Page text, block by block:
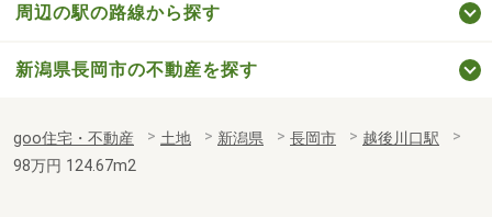
周辺の駅の路線から探す
新潟県長岡市の不動産を探す
goo住宅・不動産 土地 新潟県 長岡市
越後川口駅
98万円 124.67m2